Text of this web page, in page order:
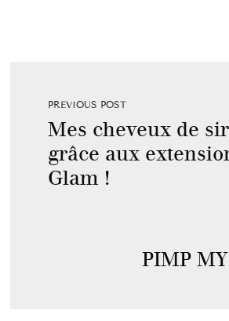
PREVIOUS POST
Mes cheveux de
grâce aux
Glam !
PIMP